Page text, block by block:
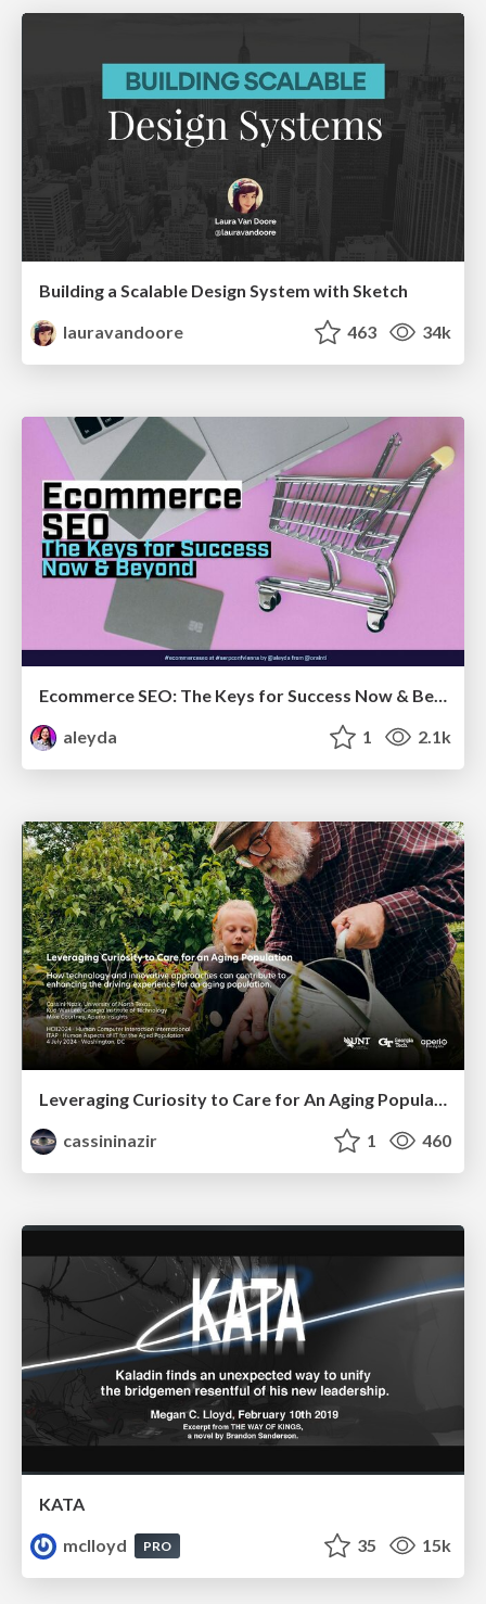
Building a Scalable Design System with Sketch
lauravandoore
463 34k
Ecommerce SEO: The Keys for Success Now & Beyond - #SERPConf2024
aleyda
1 2.1k
Leveraging Curiosity to Care for An Aging Population
cassininazir
1 460
KATA
mclloyd
PRO 35 15k